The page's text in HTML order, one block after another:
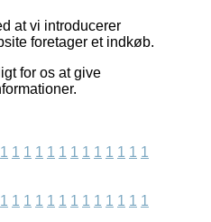
at vi introducerer
foretager et indkøb.
for os at give
1 1 1 1 1 1 1 1 1 1 1 1 1
1 1 1 1 1 1 1 1 1 1 1 1 1